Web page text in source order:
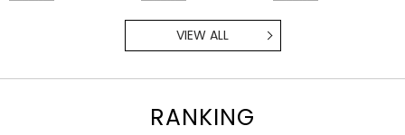
VIEW ALL
RANKING